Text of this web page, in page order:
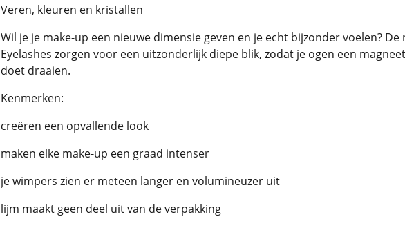
Veren, kleuren en kristallen
Wil je je make-up een nieuwe dimensie geven en je echt bijzonder voelen?
Eyelashes zorgen voor een uitzonderlijk diepe blik, zodat je ogen een
doet draaien.
Kenmerken:
creëren een opvallende look
maken elke make-up een graad intenser
je wimpers zien er meteen langer en volumineuzer uit
lijm maakt geen deel uit van de verpakking